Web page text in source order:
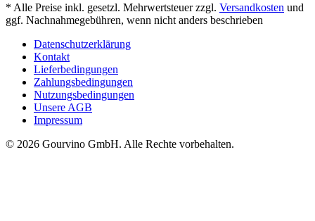
* Alle Preise inkl. gesetzl. Mehrwertsteuer zzgl. Versandkosten und
ggf. Nachnahmegebühren, wenn nicht anders beschrieben
Datenschutzerklärung
Kontakt
Lieferbedingungen
Zahlungsbedingungen
Nutzungsbedingungen
Unsere AGB
Impressum
© 2026 Gourvino GmbH. Alle Rechte vorbehalten.